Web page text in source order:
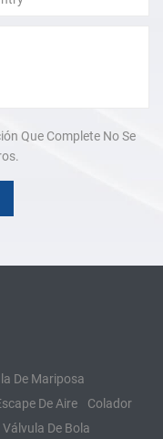
Que Complete No Se
De Mariposa
De Aire
Colador
Válvula De Bola